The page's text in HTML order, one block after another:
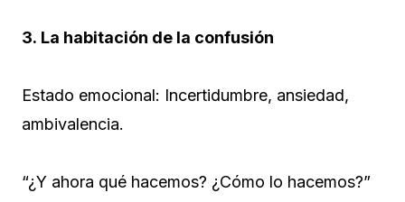
3. La habitación de la confusión
Estado emocional: Incertidumbre, ansiedad,
ambivalencia.
“¿Y ahora qué hacemos? ¿Cómo lo hacemos?”